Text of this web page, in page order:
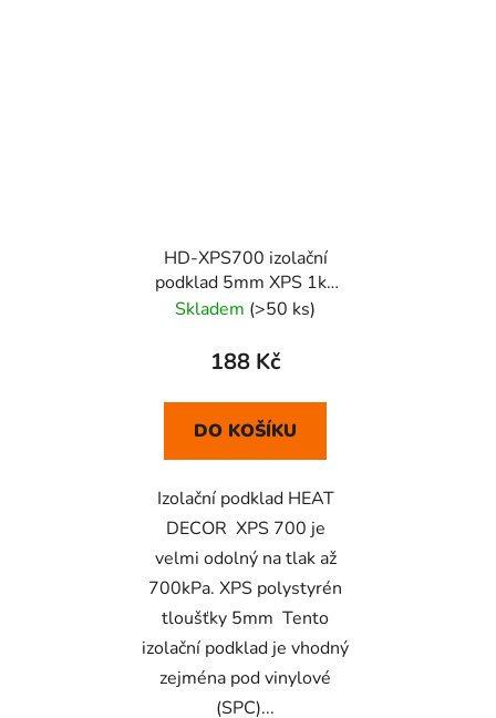
HD-XPS700 izolační
podklad 5mm XPS 1ks
=0,75m2
Skladem (>50 ks)
188 Kč
DO KOŠÍKU
Izolační podklad HEAT
DECOR XPS 700 je
velmi odolný na tlak až
700kPa. XPS polystyrén
tloušťky 5mm Tento
izolační podklad je vhodný
zejména pod vinylové
(SPC)...